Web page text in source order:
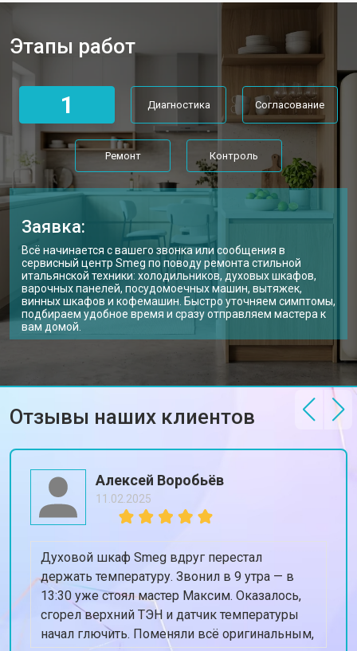
Этапы работ
1 Диагностика Согласование
Ремонт Контроль
Заявка:
Всё начинается с вашего звонка или сообщения в
сервисный центр Smeg по поводу ремонта стильной
итальянской техники: холодильников, духовых шкафов,
варочных панелей, посудомоечных машин, вытяжек,
винных шкафов и кофемашин. Быстро уточняем симптомы,
подбираем удобное время и сразу отправляем мастера к
вам домой.
Отзывы наших клиентов
Алексей Воробьёв
11.02.2025
Духовой шкаф Smeg вдруг перестал
держать температуру. Звонил в 9 утра — в
13:30 уже стоял мастер Максим. Оказалось,
сгорел верхний ТЭН и датчик температуры
начал глючить. Поменяли всё оригинальным,